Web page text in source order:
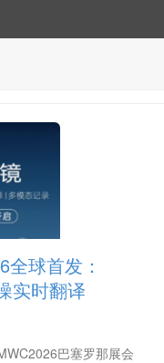
球首发：
实时翻译
巴塞罗那展会